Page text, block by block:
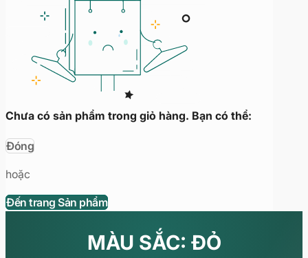
Chưa có sản phẩm trong giỏ hàng. Bạn có thể:
Đóng
hoặc
Đến trang Sản phẩm
MÀU SẮC: ĐỎ